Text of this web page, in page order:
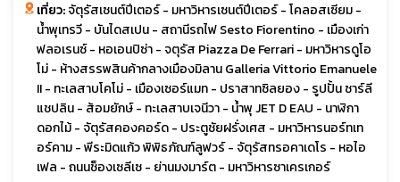
เที่ยว:จัตุรัสเซนต์ปีเตอร์ - มหาวิหารเซนต์ปีเตอร์ - โคลอสเซียม -
น้ำพุเทรวี - บันไดสเปน - สถานีรถไฟ Sesto Fiorentino - เมืองเก่า
ฟลอเรนซ์ - หอเอนปิซ่า - จตุรัส Piazza De Ferrari - มหาวิหารดูโอ
โม่ - ห้างสรรพสินค้ากลางเมืองมิลาน Galleria Vittorio Emanuele
II - ทะเลสาบโคโม่ - เมืองเซอร์แมท - ปราสาทซิลยอง - รูปปั้น ซาร์ลี
แชปลิน - ส้อมยักษ์ - ทะเลสาบเจนีวา - น้ำพุ JET D EAU - นาฬิกา
ดอกไม้ - จัตุรัสคองคอร์ด - ประตูชัยฝรั่งเศส - มหาวิหารนอร์ทเท
อร์คาม - พีระมิดแก้ว พิพิธภัณฑ์ลูฟวร์ - จัตุรัสทรอคาเดโร - หอไอ
เฟล - ถนนช็องเซลีเซ - ย่านมงมาร์ต - มหาวิหารซาเครเกอร์